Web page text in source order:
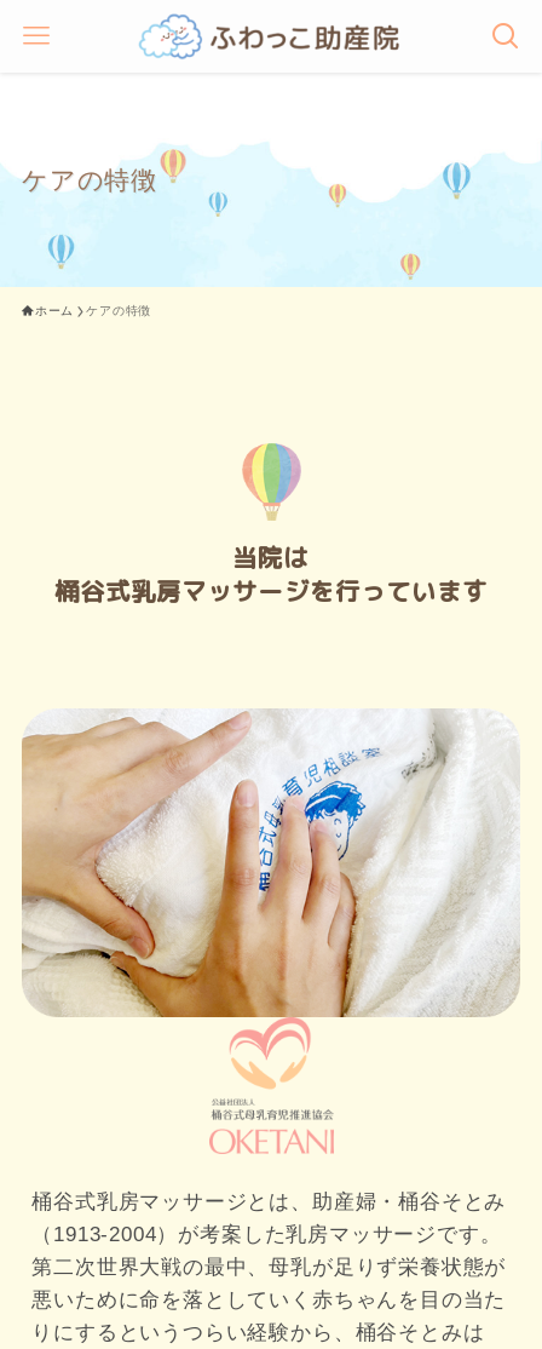
ケアの特徴
ホーム ケアの特徴
当院は
桶谷式乳房マッサージを行っています
桶谷式乳房マッサージとは、助産婦・桶谷そとみ
（1913-2004）が考案した乳房マッサージです。
第二次世界大戦の最中、母乳が足りず栄養状態が
悪いために命を落としていく赤ちゃんを目の当た
りにするというつらい経験から、桶谷そとみは